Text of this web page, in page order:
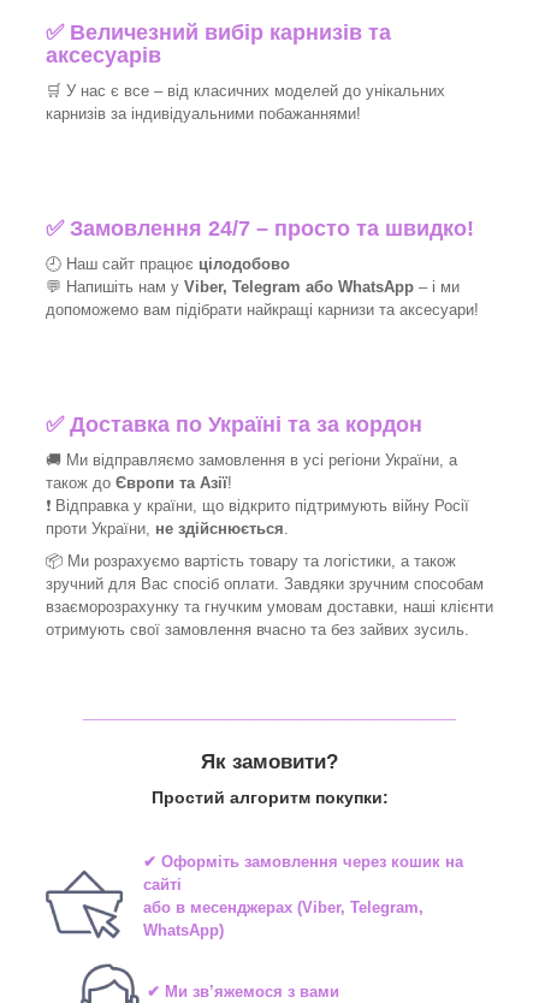
✅ Величезний вибір карнизів та
аксесуарів
🛒 У нас є все – від класичних моделей до унікальних
карнизів за індивідуальними побажаннями!​
✅Замовлення 24/7 – просто та швидко!
🕘 Наш сайт працює цілодобово
💬 Напишіть нам у Viber, Telegram або WhatsApp – і ми
допоможемо вам підібрати найкращі карнизи та аксесуари!
✅Доставка по Україні та за кордон
🚚 Ми відправляємо замовлення в усі регіони України, а
також до Європи та Азії!
❗ Відправка у країни, що відкрито підтримують війну Росії
проти України, не здійснюється
📦 Ми розрахуємо вартість товару та логістики, а також
зручний для Вас спосіб оплати. Завдяки зручним способам
взаєморозрахунку та гнучким умовам доставки, наші клієнти
отримують свої замовлення вчасно та без зайвих зусиль.
Як замовити?
Простий алгоритм покупки:
✔ Оформіть замовлення через кошик на
сайті
або в месенджерах(Viber, Telegram,
WhatsApp)
✔ Ми зв’яжемося з вами